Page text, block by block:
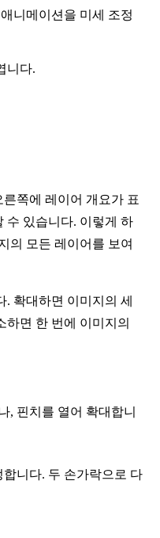
니메이션을 미세 조정
니다.
쪽에 레이어 개요가 표
수 있습니다. 이렇게 하
의 모든 레이어를 보여
확대하면 이미지의 세
하면 한 번에 이미지의
, 핀치를 열어 확대합니
니다. 두 손가락으로 다